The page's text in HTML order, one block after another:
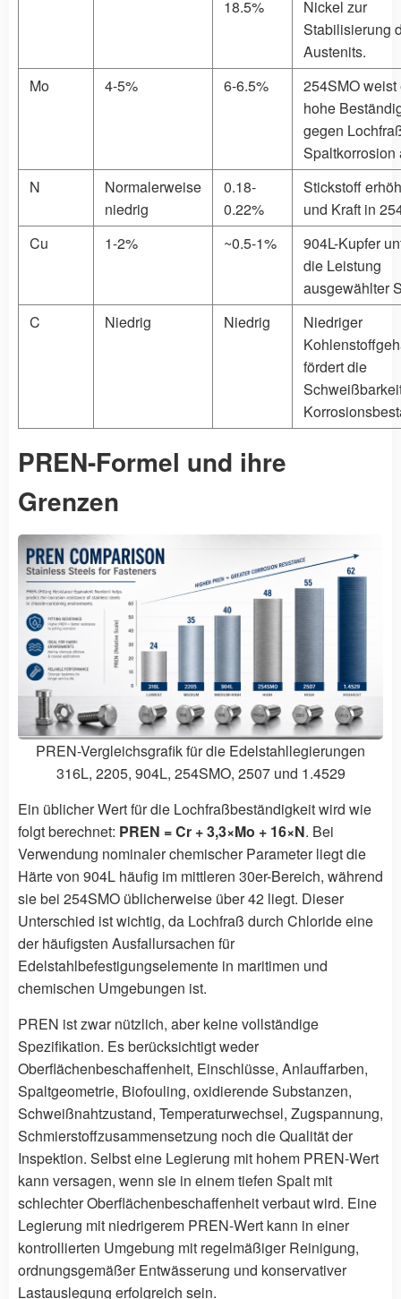
18.5%
Nickel zur
Stabilisierung
Austenits.
Mo
4-5% 6-6.5%
254SMO weist
hohe
gegen
Spaltkorrosion
N
Normalerweise
niedrig
0.18-
0.22%
Stickstoff
und Kraft in
Cu
1-2% ~0.5-1%
904L-Kupfer
die Leistung
ausgewählter
C
Niedrig Niedrig
Niedriger
fördert die
PREN-Formel und ihre
Grenzen
PREN-Vergleichsgrafik für die Edelstahllegierungen
316L, 2205, 904L, 254SMO, 2507 und 1.4529
Ein üblicher Wert für die Lochfraßbeständigkeit wird wie
folgt berechnet: PREN = Cr + 3,3×Mo + 16×N. Bei
Verwendung nominaler chemischer Parameter liegt die
Härte von 904L häufig im mittleren 30er-Bereich, während
sie bei 254SMO üblicherweise über 42 liegt. Dieser
Unterschied ist wichtig, da Lochfraß durch Chloride eine
der häufigsten Ausfallursachen für
Edelstahlbefestigungselemente in maritimen und
chemischen Umgebungen ist.
PREN ist zwar nützlich, aber keine vollständige
Spezifikation. Es berücksichtigt weder
Oberflächenbeschaffenheit, Einschlüsse, Anlauffarben,
Spaltgeometrie, Biofouling, oxidierende Substanzen,
Schweißnahtzustand, Temperaturwechsel, Zugspannung,
Schmierstoffzusammensetzung noch die Qualität der
Inspektion. Selbst eine Legierung mit hohem PREN-Wert
kann versagen, wenn sie in einem tiefen Spalt mit
schlechter Oberflächenbeschaffenheit verbaut wird. Eine
Legierung mit niedrigerem PREN-Wert kann in einer
kontrollierten Umgebung mit regelmäßiger Reinigung,
ordnungsgemäßer Entwässerung und konservativer
Lastauslegung erfolgreich sein.